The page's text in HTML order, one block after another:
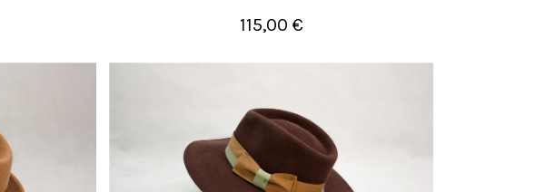
115,00 €
Añadir al carrito